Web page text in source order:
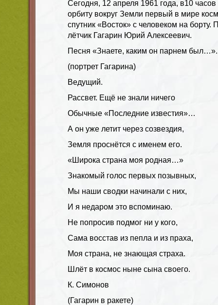
Сегодня, 12 апреля 1961 года, в10
орбиту вокруг Земли первый в мире
спутник «Восток» с человеком на борту.
лётчик Гагарин Юрий Алексеевич.
Песня «Знаете, каким он парнем был…».
(портрет Гагарина)
Ведущий.
Рассвет. Ещё не знали ничего
Обычные «Последние известия»…
А он уже летит через созвездия,
Земля проснётся с именем его.
«Широка страна моя родная…»
Знакомый голос первых позывных,
Мы наши сводки начинали с них,
И я недаром это вспоминаю.
Не попросив подмог ни у кого,
Сама восстав из пепла и из праха,
Моя страна, не знающая страха.
Шлёт в космос ныне сына своего.
К. Симонов
(Гагарин в ракете)